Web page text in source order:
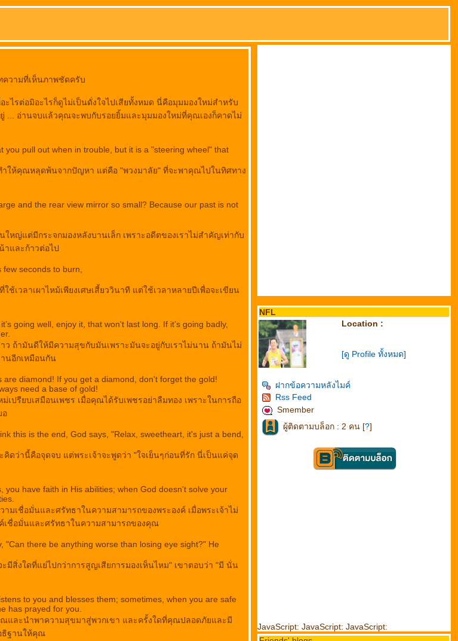
ความที่เห็นภาพชัดครับ
ไรต่อมิอะไรก็ดูไม่เป็นดั่งใจไปเสียทั้งหมด นี่คือมุมมองใหม่สำหรับ
อ่านจบแล้วคุณจะพบกับรอยยิ้มและมุมมองใหม่ที่คุณเองก็คาดไม่
you pull out when in trouble, but it is a "steering wheel" that
ำให้คุณหลุดพ้นจากปัญหา แต่คือ "พวงมาลัย" ที่จะพาคุณไปในทิศทาง
and the rear view mirror so small? Because our past is not
หญ่แต่มีกระจกมองหลังบานเล็ก เพราะอดีตของเราไม่สำคัญเท่ากับ
าและก้าวต่อไป
seconds to burn,
เวลาเผาไหม้เพียงเศษเสี้ยววินาที แต่ใช้เวลาหลายปีเพื่อจะเขียน
going well, enjoy it, that won't last long. If it’s going badly,
ว ถ้ามันดีให้มีความสุขกับมันเพราะมันจะอยู่กับเราไม่นาน ถ้ามันไม่
นอีกเหมือนกัน
are diamond! If you get a diamond, don't forget the gold!
need a base of gold!
ม่เปรียบเสมือนเพชร เมื่อคุณได้รับเพชรอย่าลืมทอง เพราะในการถือ
อ
this is the end, God says, "Relax, sweetheart, it's just a bend,
ดว่านี้คือจุดจบ แต่พระเจ้าจะพูดว่า "ใจเย็นๆก่อนที่รัก นี่เป็นแค่จุด
you have faith in His abilities; when God doesn't solve your
มเชื่อมั่นและศรัทธาในความสามารถของพระองค์ เมื่อพระเจ้าไม่
ชื่อมั่นและศรัทธาในความสามารถของคุณ
"Can there be anything worse than losing eye sight?" He
สิ่งใดที่แย่ไปกว่าการสูญเสียการมองเห็นไหม" เขาตอบว่า "มี นั่น
to you and blesses them; sometimes, when you are safe
has prayed for you.
และนำพาความสุขมาสู่พวกเขา และครั้งใดที่คุณปลอดภัยและมี
ธิฐานให้คุณ
NFL
Location :
[ดู Profile ทั้งหมด]
ฝากข้อความหลังไมค์
Rss Feed
Smember
ผู้ติดตามบล็อก : 2 คน [?]
JavaScript: JavaScript: JavaScript: